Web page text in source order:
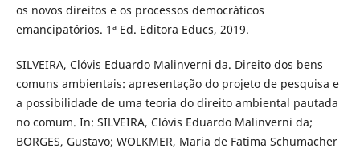
os novos direitos e os processos democráticos
emancipatórios. 1ª Ed. Editora Educs, 2019.
SILVEIRA, Clóvis Eduardo Malinverni da. Direito dos bens
comuns ambientais: apresentação do projeto de pesquisa e
a possibilidade de uma teoria do direito ambiental pautada
no comum. In: SILVEIRA, Clóvis Eduardo Malinverni da;
BORGES, Gustavo; WOLKMER, Maria de Fatima Schumacher